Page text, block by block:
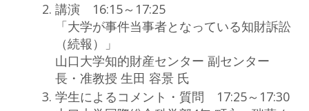
講演 16:15～17:25
「大学が事件当事者となっている知財訴訟
（続報）」
山口大学知的財産センター 副センター
長・准教授 生田 容景 氏
学生によるコメント・質問 17:25～17:30